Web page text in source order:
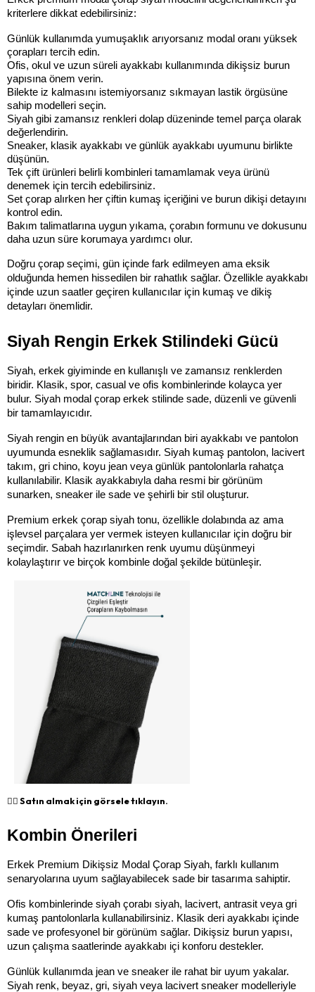
kriterlere dikkat edebilirsiniz:
Günlük kullanımda yumuşaklık arıyorsanız modal oranı yüksek
çorapları tercih edin.
Ofis, okul ve uzun süreli ayakkabı kullanımında dikişsiz burun
yapısına önem verin.
Bilekte iz kalmasını istemiyorsanız sıkmayan lastik örgüsüne
sahip modelleri seçin.
Siyah gibi zamansız renkleri dolap düzeninde temel parça olarak
değerlendirin.
Sneaker, klasik ayakkabı ve günlük ayakkabı uyumunu birlikte
düşünün.
Tek çift ürünleri belirli kombinleri tamamlamak veya ürünü
denemek için tercih edebilirsiniz.
Set çorap alırken her çiftin kumaş içeriğini ve burun dikişi detayını
kontrol edin.
Bakım talimatlarına uygun yıkama, çorabın formunu ve dokusunu
daha uzun süre korumaya yardımcı olur.
Doğru çorap seçimi, gün içinde fark edilmeyen ama eksik
olduğunda hemen hissedilen bir rahatlık sağlar. Özellikle ayakkabı
içinde uzun saatler geçiren kullanıcılar için kumaş ve dikiş
detayları önemlidir.
Siyah Rengin Erkek Stilindeki Gücü
Siyah, erkek giyiminde en kullanışlı ve zamansız renklerden
biridir. Klasik, spor, casual ve ofis kombinlerinde kolayca yer
bulur. Siyah modal çorap erkek stilinde sade, düzenli ve güvenli
bir tamamlayıcıdır.
Siyah rengin en büyük avantajlarından biri ayakkabı ve pantolon
uyumunda esneklik sağlamasıdır. Siyah kumaş pantolon, lacivert
takım, gri chino, koyu jean veya günlük pantolonlarla rahatça
kullanılabilir. Klasik ayakkabıyla daha resmi bir görünüm
sunarken, sneaker ile sade ve şehirli bir stil oluşturur.
Premium erkek çorap siyah tonu, özellikle dolabında az ama
işlevsel parçalara yer vermek isteyen kullanıcılar için doğru bir
seçimdir. Sabah hazırlanırken renk uyumu düşünmeyi
kolaylaştırır ve birçok kombinle doğal şekilde bütünleşir.
👉🏻 Satın almak için görsele tıklayın.
Kombin Önerileri
Erkek Premium Dikişsiz Modal Çorap Siyah, farklı kullanım
senaryolarına uyum sağlayabilecek sade bir tasarıma sahiptir.
Ofis kombinlerinde siyah çorabı siyah, lacivert, antrasit veya gri
kumaş pantolonlarla kullanabilirsiniz. Klasik deri ayakkabı içinde
sade ve profesyonel bir görünüm sağlar. Dikişsiz burun yapısı,
uzun çalışma saatlerinde ayakkabı içi konforu destekler.
Günlük kullanımda jean ve sneaker ile rahat bir uyum yakalar.
Siyah renk, beyaz, gri, siyah veya lacivert sneaker modelleriyle